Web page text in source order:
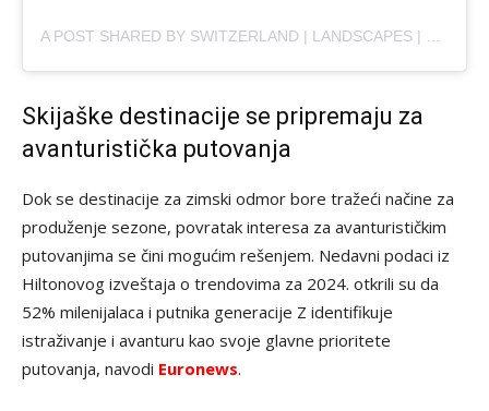
Skijaške destinacije se pripremaju za
avanturistička putovanja
Dok se destinacije za zimski odmor bore tražeći načine za
produženje sezone, povratak interesa za avanturističkim
putovanjima se čini mogućim rešenjem. Nedavni podaci iz
Hiltonovog izveštaja o trendovima za 2024. otkrili su da
52% milenijalaca i putnika generacije Z identifikuje
istraživanje i avanturu kao svoje glavne prioritete
putovanja, navodi Euronews.